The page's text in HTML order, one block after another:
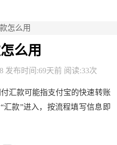
怎么用
么用
发布时间:69天前 阅读:33次
付汇款可能指支付宝的快速转账
汇款”进入，按流程填写信息即